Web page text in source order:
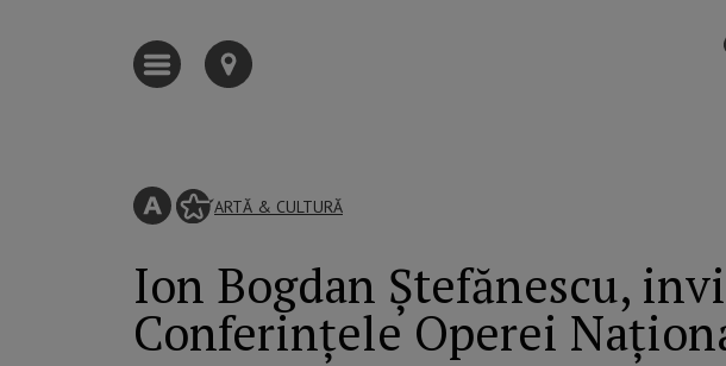
ARTĂ & CULTURĂ
Ion Bogdan Ștefănescu,
Conferințele Operei